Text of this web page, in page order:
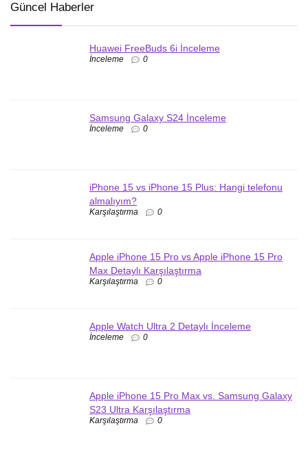
Güncel Haberler
Huawei FreeBuds 6i İnceleme
İnceleme 0
Samsung Galaxy S24 İnceleme
İnceleme 0
iPhone 15 vs iPhone 15 Plus: Hangi telefonu
almalıyım?
Karşılaştırma 0
Apple iPhone 15 Pro vs Apple iPhone 15 Pro
Max Detaylı Karşılaştırma
Karşılaştırma 0
Apple Watch Ultra 2 Detaylı İnceleme
İnceleme 0
Apple iPhone 15 Pro Max vs. Samsung Galaxy
S23 Ultra Karşılaştırma
Karşılaştırma 0